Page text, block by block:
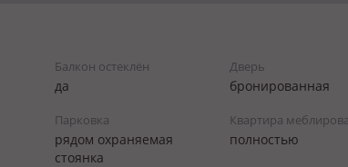
Балкон остеклён
да
Дверь
бронированная
Парковка
рядом охраняемая
стоянка
Квартира
полностью